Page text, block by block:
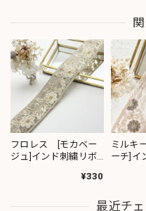
フロレス [モカベー
ジュ]インド刺繍リボ
¥330
ミルキ
ーチ]イ
最近チ